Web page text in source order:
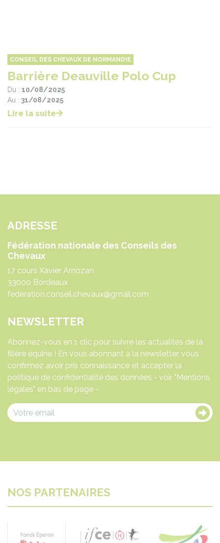
CONSEIL DES CHEVAUX DE NORMANDIE
Barrière Deauville Polo Cup
Du : 10/08/2025
Au : 31/08/2025
Lire la suite
ADRESSE
Fédération nationale des Conseils des
Chevaux
17 cours Xavier Arnozan
33000 Bordeaux
federation.conseil.chevaux@gmail.com
NEWSLETTER
Abonnez-vous en 1 clic pour suivre les actualités de la
filière équine ! En vous abonnant à la newsletter, vous
confirmez avoir pris connaissance et accepter la
politique de confidentialité des données - voir "Mentions
légales" en bas de page -
NOS PARTENAIRES